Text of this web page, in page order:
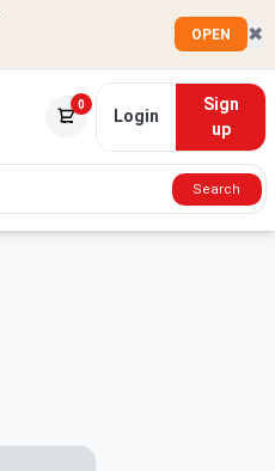
OPEN ✖
0
Login
Sign
up
Search